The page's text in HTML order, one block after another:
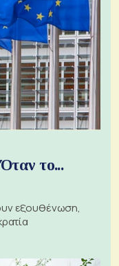
το...
εξουθένωση,